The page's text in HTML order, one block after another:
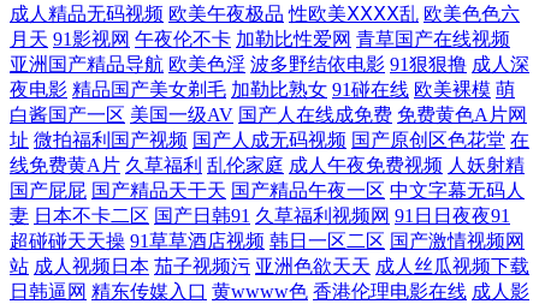
成人精品无码视频 欧美午夜极品 性欧美ⅩⅩⅩⅩ乱 欧美色色六
月天 91影视网 午夜伦不卡 加勒比性爱网 青草国产在线视频
亚洲国产精品导航 欧美色淫 波多野结依电影 91狠狠撸 成人深
夜电影 精品国产美女剃毛 加勒比熟女 91碰在线 欧美裸模 萌
白酱国产一区 美国一级AV 国产人在线成免费 免费黄色A片网
址 微拍福利国产视频 国产人成无码视频 国产原创区色花堂 在
线免费黄A片 久草福利 乱伦家庭 成人午夜免费视频 人妖射精
国产屁屁 国产精品天干天 国产精品午夜一区 中文字幕无码人
妻 日本不卡二区 国产日韩91 久草福利视频网 91日日夜夜91
超碰碰天天操 91草草酒店视频 韩日一区二区 国产激情视频网
站 成人视频日本 茄子视频污 亚洲色欲天天 成人丝瓜视频下载
日韩逼网 精东传媒入口 黄wwww色 香港伦理电影在线 成人影